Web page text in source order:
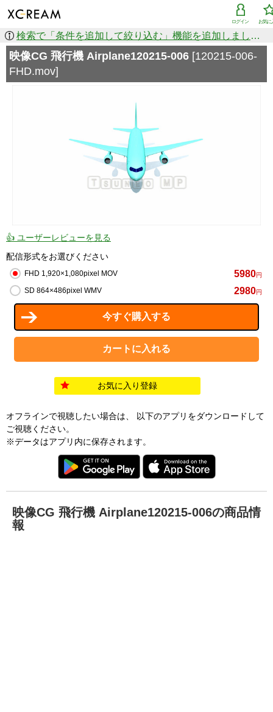
お気に
ログイン
検索で「条件を追加して絞り込む」機能を追加しました！
映像CG 飛行機 Airplane120215-006 [120215-006-
FHD.mov]
👍 ユーザーレビューを見る
配信形式をお選びください
FHD 1,920×1,080pixel MOV 5980円
SD 864×486pixel WMV 2980円
お気に入り登録
オフラインで視聴したい場合は、 以下のアプリをダウンロードして
ご視聴ください。
※データはアプリ内に保存されます。
映像CG 飛行機 Airplane120215-006の商品情
報